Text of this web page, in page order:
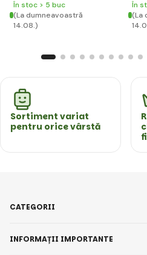
În stoc > 5 buc
(La dumneavoastră
14.08.)
În
(La
Sortiment variat
pentru orice vârstă
CATEGORII
INFORMAȚII IMPORTANTE